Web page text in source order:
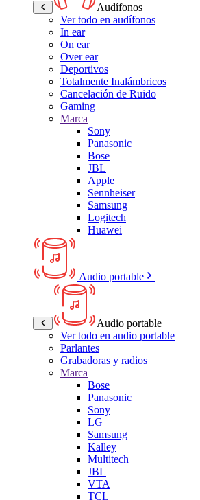
Audífonos
Ver todo en audífonos
In ear
On ear
Over ear
Deportivos
Totalmente Inalámbricos
Cancelación de Ruido
Gaming
Marca
Sony
Panasonic
Bose
JBL
Apple
Sennheiser
Samsung
Logitech
Huawei
Audio portable
Audio portable
Ver todo en audio portable
Parlantes
Grabadoras y radios
Marca
Bose
Panasonic
Sony
LG
Samsung
Kalley
Multitech
JBL
VTA
TCL